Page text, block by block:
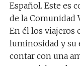
Español. Este es
de la Comunidad
En él los viajeros
luminosidad y su
contar con una